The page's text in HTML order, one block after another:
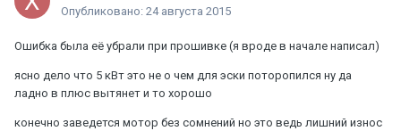
Опубликовано: 24 августа 2015
Ошибка была её убрали при прошивке (я вроде в начале написал)
ясно дело что 5 кВт это не о чем для эски поторопился ну да
ладно в плюс вытянет и то хорошо
конечно заведется мотор без сомнений но это ведь лишний износ